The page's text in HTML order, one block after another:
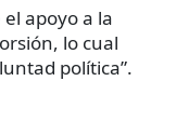
apoyo a la
lo cual
política”.